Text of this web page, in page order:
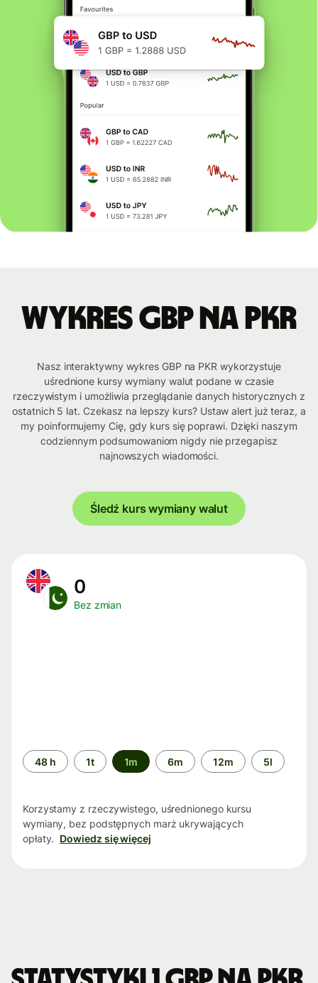
Wykres GBP na PKR
Nasz interaktywny wykres GBP na PKR wykorzystuje
uśrednione kursy wymiany walut podane w czasie
rzeczywistym i umożliwia przeglądanie danych historycznych z
ostatnich 5 lat. Czekasz na lepszy kurs? Ustaw alert już teraz, a
my poinformujemy Cię, gdy kurs się poprawi. Dzięki naszym
codziennym podsumowaniom nigdy nie przegapisz
najnowszych wiadomości.
Śledź kurs wymiany walut
0
Bez zmian
Przedział
czasu
48 h 1t 1m 6m 12m 5l
Korzystamy z rzeczywistego, uśrednionego kursu
wymiany, bez podstępnych marż ukrywających
opłaty. Dowiedz się więcej